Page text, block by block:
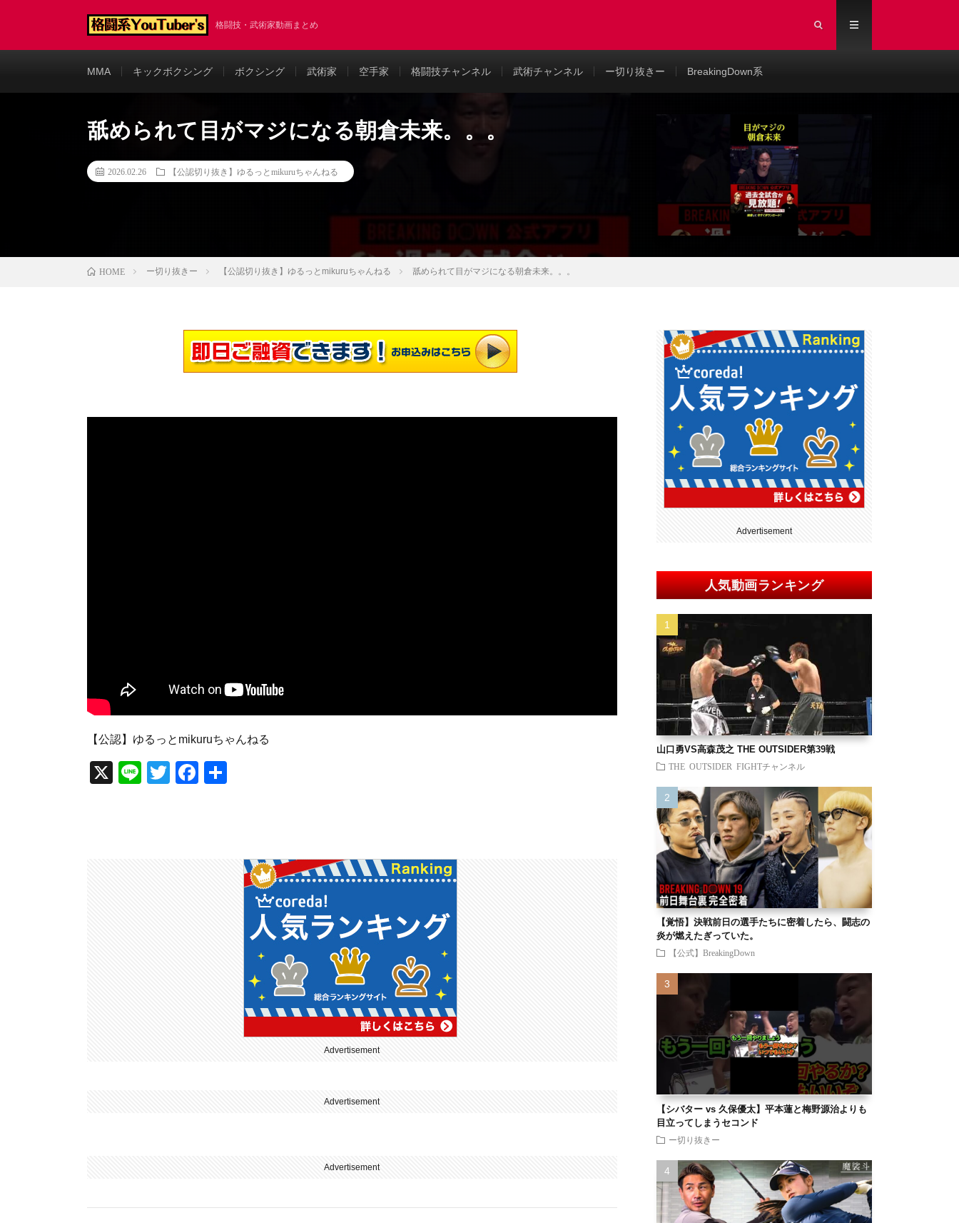
格闘技・武術家動画まとめ
MMA キックボクシング ボクシング 武術家 空手家 格闘技チャンネル 武術チャンネル ー切り抜きー BreakingDown系
舐められて目がマジになる朝倉未来。。。
2026.02.26 【公認切り抜き】ゆるっとmikuruちゃんねる
HOME ー切り抜きー 【公認切り抜き】ゆるっとmikuruちゃんねる 舐められて目がマジになる朝倉未来。。。
【公認】ゆるっとmikuruちゃんねる
X
Li
T
F
Advertisement
Advertisement
Advertisement
Advertisement
人気動画ランキング
山口勇VS高森茂之 THE OUTSIDER第39戦
THE OUTSIDER FIGHTチャンネル
【覚悟】決戦前日の選手たちに密着したら、闘志の
炎が燃えたぎっていた。
【公式】BreakingDown
【シバター vs 久保優太】平本蓮と梅野源治よりも
目立ってしまうセコンド
ー切り抜きー